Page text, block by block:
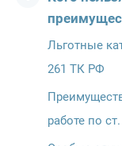
Льготные
261 ТК РФ
работе по